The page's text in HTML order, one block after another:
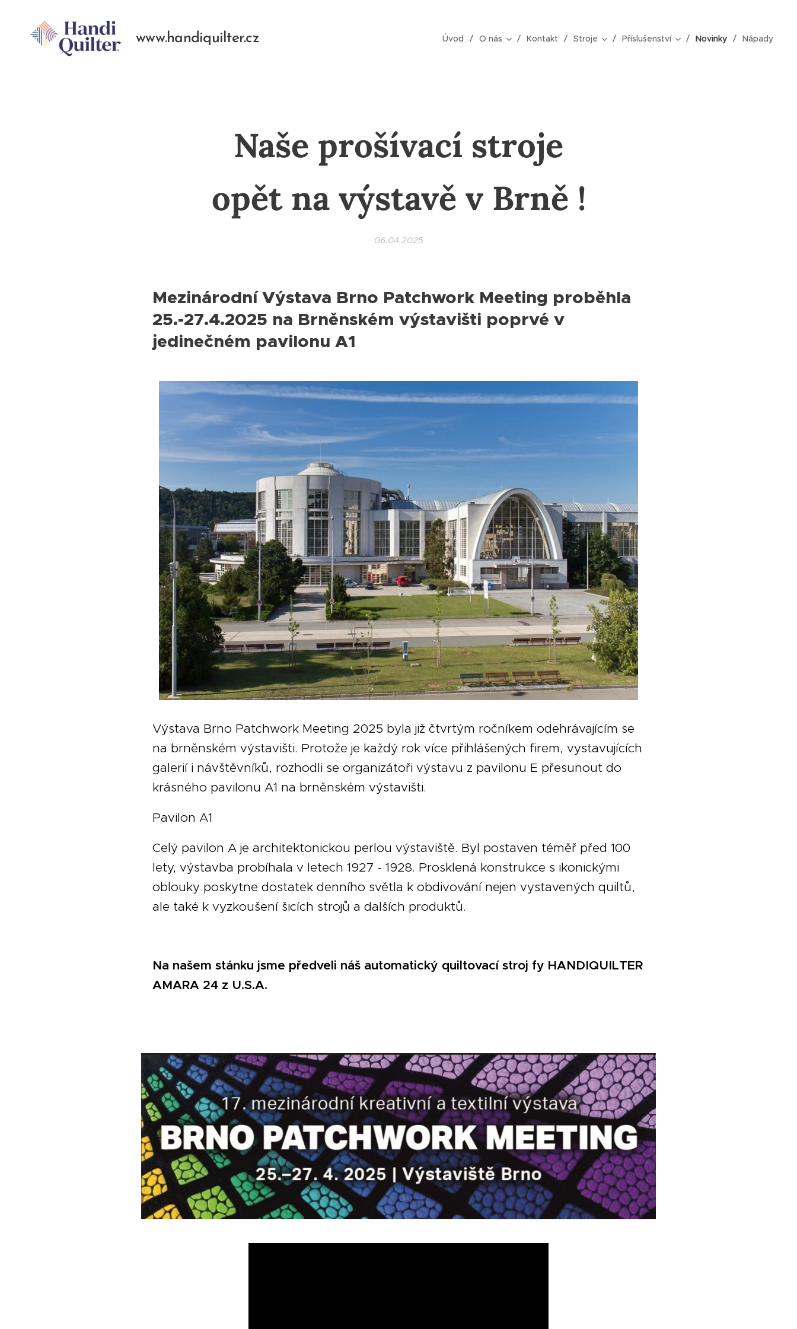
www.handiquilter.cz Úvod O nás Kontakt Stroje Příslušenství Novinky Nápady
Naše prošívací stroje
opět na výstavě v Brně !
06.04.2025
Mezinárodní Výstava Brno Patchwork Meeting proběhla
25.-27.4.2025 na Brněnském výstavišti poprvé v
jedinečném pavilonu A1
Výstava Brno Patchwork Meeting 2025 byla již čtvrtým ročníkem odehrávajícím se
na brněnském výstavišti. Protože je každý rok více přihlášených firem, vystavujících
galerií i návštěvníků, rozhodli se organizátoři výstavu z pavilonu E přesunout do
krásného pavilonu A1 na brněnském výstavišti.
Pavilon A1
Celý pavilon A je architektonickou perlou výstaviště. Byl postaven téměř před 100
lety, výstavba probíhala v letech 1927 - 1928. Prosklená konstrukce s ikonickými
oblouky poskytne dostatek denního světla k obdivování nejen vystavených quiltů,
ale také k vyzkoušení šicích strojů a dalších produktů.
Na našem stánku jsme předveli náš automatický quiltovací stroj fy HANDIQUILTER
AMARA 24 z U.S.A.